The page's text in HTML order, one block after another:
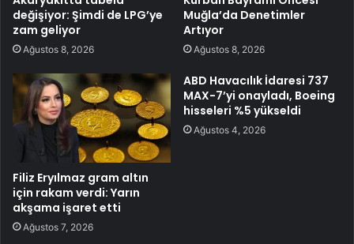
değişiyor: Şimdi de LPG’ye
zam geliyor
Ağustos 8, 2026
Muğla’da Denetimler
Artıyor
Ağustos 8, 2026
Filiz Eryılmaz gram altın
için rakam verdi: Yarın
akşama işaret etti
Ağustos 7, 2026
ABD Havacılık İdaresi 737
MAX-7’yi onayladı, Boeing
hisseleri %5 yükseldi
Ağustos 4, 2026